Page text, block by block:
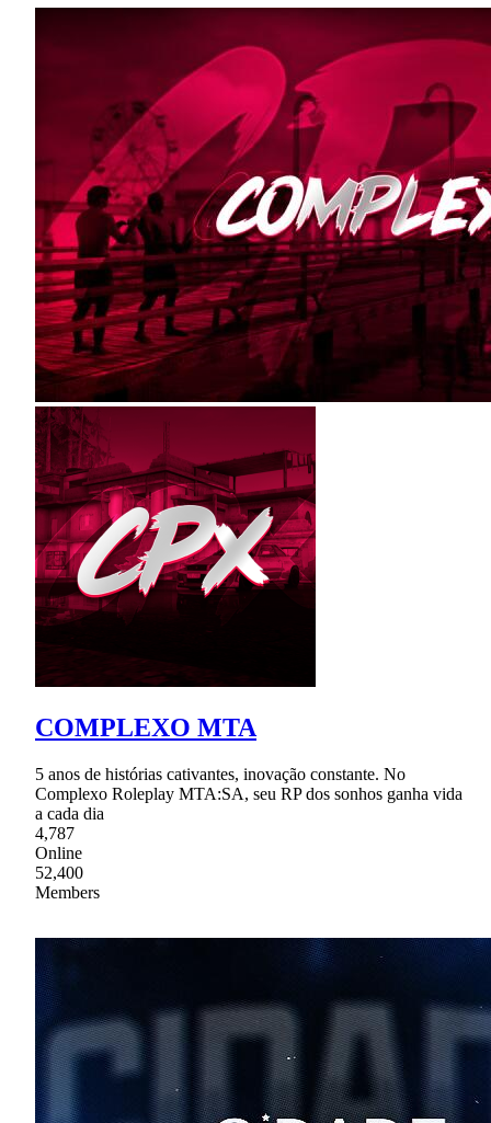
COMPLEXO MTA
5 anos de histórias cativantes, inovação constante. No
Complexo Roleplay MTA:SA, seu RP dos sonhos ganha vida
a cada dia
4,787
Online
52,400
Members